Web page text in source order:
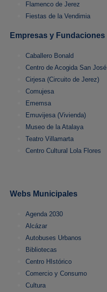
Flamenco de Jerez
Fiestas de la Vendimia
Empresas y Fundaciones
Caballero Bonald
Centro de Acogida San José
Cirjesa (Circuito de Jerez)
Comujesa
Ememsa
Emuvijesa (Vivienda)
Museo de la Atalaya
Teatro Villamarta
Centro Cultural Lola Flores
Webs Municipales
Agenda 2030
Alcázar
Autobuses Urbanos
Bibliotecas
Centro HIstórico
Comercio y Consumo
Cultura